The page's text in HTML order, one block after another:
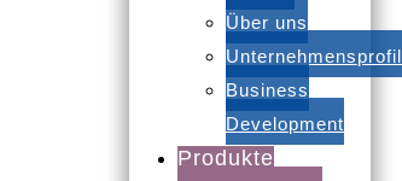
Über uns
Unternehmensprofil
Business
Development
Produkte